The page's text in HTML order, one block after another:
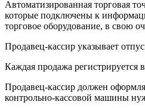
Автоматизированная торговая
которые подключены к
торговое оборудование, в свою
Продавец-кассир указывает
Каждая продажа
Продавец-кассир должен
контрольно-кассовой машины